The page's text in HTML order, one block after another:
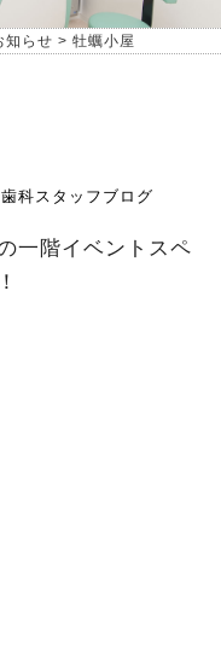
知らせ > 牡蠣小屋
科スタッフブログ
一階イベントスペ